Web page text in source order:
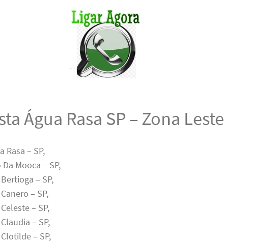
Água Rasa SP – Zona Leste
Rasa – SP,
Mooca – SP,
– SP,
– SP,
– SP,
– SP,
– SP,